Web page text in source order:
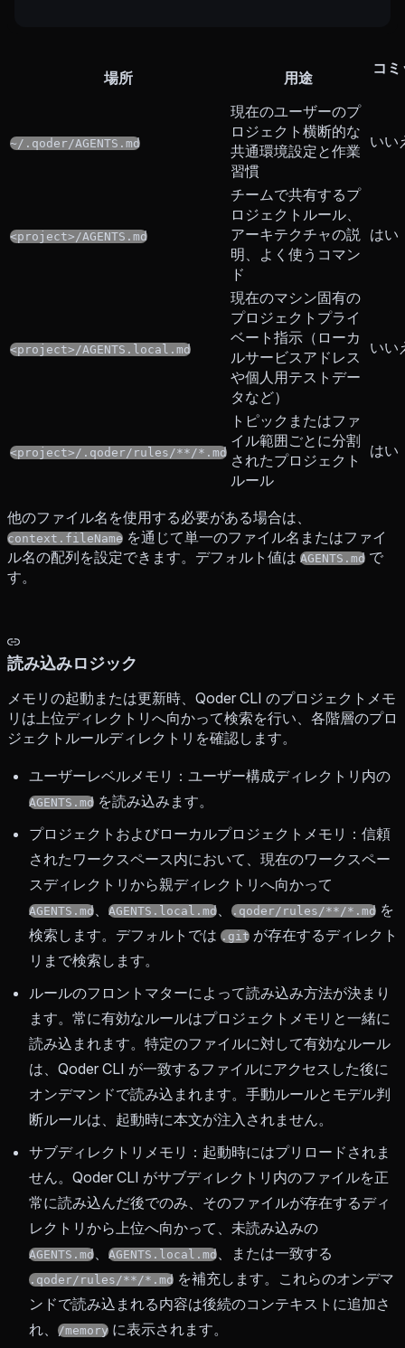
場所 用途
コ
~/.qoder/AGENTS.md
現在のユーザーのプ
ロジェクト横断的な
共通環境設定と作業
習慣
いい
<project>/AGENTS.md
チームで共有するプ
ロジェクトルール、
アーキテクチャの説
明、よく使うコマン
ド
はい
<project>/AGENTS.local.md
現在のマシン固有の
プロジェクトプライ
ベート指示（ローカ
ルサービスアドレス
や個人用テストデー
タなど）
いい
<project>/.qoder/rules/**/*.md
トピックまたはファ
イル範囲ごとに分割
されたプロジェクト
ルール
はい
他のファイル名を使用する必要がある場合は、
context.fileName を通じて単一のファイル名またはファイ
ル名の配列を設定できます。デフォルト値は AGENTS.md で
す。
読み込みロジック
メモリの起動または更新時、Qoder CLI のプロジェクトメモ
リは上位ディレクトリへ向かって検索を行い、各階層のプロ
ジェクトルールディレクトリを確認します。
ユーザーレベルメモリ：ユーザー構成ディレクトリ内の
AGENTS.md を読み込みます。
プロジェクトおよびローカルプロジェクトメモリ：信頼
されたワークスペース内において、現在のワークスペー
スディレクトリから親ディレクトリへ向かって
AGENTS.md、 AGENTS.local.md、 .qoder/rules/**/*.md を
検索します。デフォルトでは .git が存在するディレクト
リまで検索します。
ルールのフロントマターによって読み込み方法が決まり
ます。常に有効なルールはプロジェクトメモリと一緒に
読み込まれます。特定のファイルに対して有効なルール
は、Qoder CLI が一致するファイルにアクセスした後に
オンデマンドで読み込まれます。手動ルールとモデル判
断ルールは、起動時に本文が注入されません。
サブディレクトリメモリ：起動時にはプリロードされま
せん。Qoder CLI がサブディレクトリ内のファイルを正
常に読み込んだ後でのみ、そのファイルが存在するディ
レクトリから上位へ向かって、未読み込みの
AGENTS.md、 AGENTS.local.md、または一致する
.qoder/rules/**/*.md を補充します。これらのオンデマ
ンドで読み込まれる内容は後続のコンテキストに追加さ
れ、
/memory に表示されます。